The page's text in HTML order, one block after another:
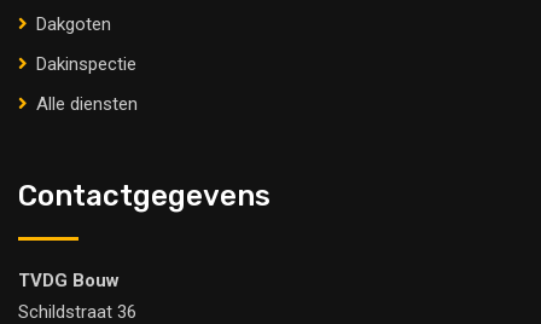
Dakgoten
Dakinspectie
Alle diensten
Contactgegevens
TVDG Bouw
Schildstraat 36